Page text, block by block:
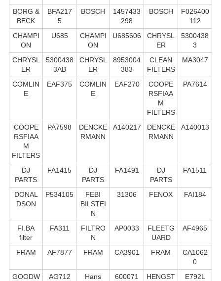
BORG &
BECK
BFA217
5
BOSCH
1457433
298
BOSCH
F026400
112
CHAMPI
ON
U685
CHAMPI
ON
U685606
CHRYSL
ER
5300438
3
CHRYSL
ER
5300438
3AB
CHRYSL
ER
8953004
383
CLEAN
FILTERS
MA3047
COMLIN
E
EAF375
COMLIN
E
EAF270
COOPE
RSFIAA
M
FILTERS
PA7614
COOPE
RSFIAA
M
FILTERS
PA7598
DENCKE
RMANN
A140217
DENCKE
RMANN
A140013
DJ
PARTS
FA1415
DJ
PARTS
FA1491
DJ
PARTS
FA1511
DONAL
DSON
P534105
FEBI
BILSTEI
N
31306 FENOX FAI184
FI.BA
filter
FA311
FILTRO
N
AP0033
FLEETG
UARD
AF4965
FRAM AF7877 FRAM CA3901 FRAM
CA1062
0
GOODW
AG712
Hans
600071
HENGST
E792L